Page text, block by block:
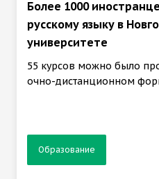
Более 1000
русскому языку в
университете
55 курсов можно было
очно-дистанционном
Образование